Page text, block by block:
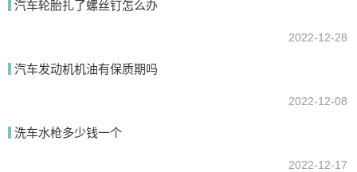
汽车轮胎扎了螺丝钉怎么办
2022-12-28
汽车发动机机油有保质期吗
2022-12-08
洗车水枪多少钱一个
2022-12-17